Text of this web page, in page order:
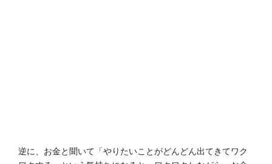
逆に、お金と聞いて「やりたいことがどんどん出てきてワク